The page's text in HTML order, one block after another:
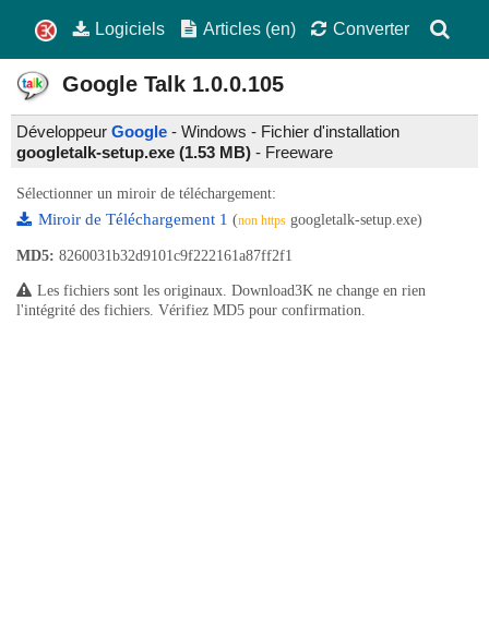
Logiciels Articles (en) Converter
Google Talk 1.0.0.105
Développeur Google - Windows - Fichier d'installation
googletalk-setup.exe (1.53 MB) - Freeware
Sélectionner un miroir de téléchargement:
Miroir de Téléchargement 1 (non https googletalk-setup.exe)
MD5: 8260031b32d9101c9f222161a87ff2f1
Les fichiers sont les originaux. Download3K ne change en rien
l'intégrité des fichiers. Vérifiez MD5 pour confirmation.